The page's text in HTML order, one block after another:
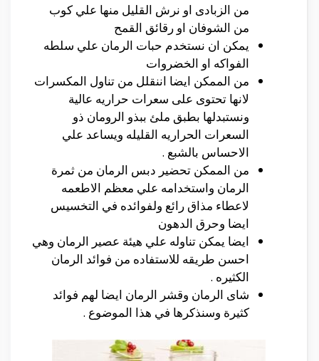
من الزبادى او نرش القليل منها علي كوب
من الشوفان او رقائق القمح
يمكن ان نستخدم حبات الرمان علي سلطه
الفواكه او الخضروات
من الممكن ايضا اننقلل من تناول المكسرات
لانها تحتوى على سعرات حراريه عالية
ونستبدلها بطبق ملئ ببذو الرومان ذو
السعرات الحراريه القليله ويساعد علي
الاحساس بالشبع .
من الممكن تحضير دبس الرمان من ثمرة
الرمان واستخدامه علي معظم الاطعمه
لاعطاء مذاق رائع ولفوائده في التخسيس
ايضا وحرق الدهون
ايضا يمكن تناوله علي هيئة عصير الرمان وهي
احسن طريقه للاستفاده من فوائد الرمان
الكثيره .
شاى الرمان وقشر الرمان ايضا لهم فوائد
كثيرة وسنذكرها في هذا الموضوع .